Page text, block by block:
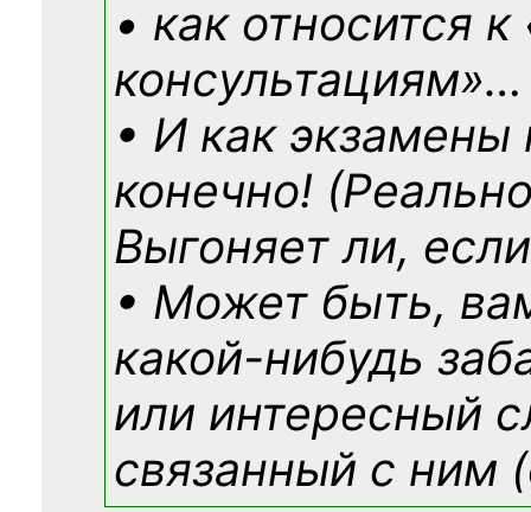
• как относится
консультациям»…
• И как экзамены
конечно!
Выгоняет ли,
• Может быть,
какой-нибудь
или интересный
связанный с ним